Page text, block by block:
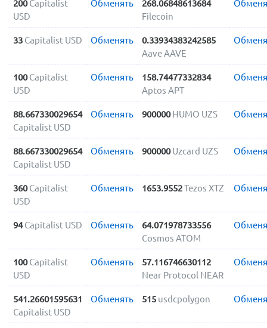
200 Capitalist
USD
Обменять
268.06848613684
Filecoin
33 Capitalist USD Обменять
0.33934383242585
Aave AAVE
100 Capitalist
USD
Обменять
158.74477332834
Aptos APT
88.667330029654
Capitalist USD
Обменять 900000 HUMO UZS
88.667330029654
Capitalist USD
Обменять 900000 Uzcard UZS
360 Capitalist
USD
Обменять 1653.9552Tezos XTZ
94 Capitalist USD Обменять
64.071978733556
Cosmos ATOM
100 Capitalist
USD
Обменять
57.116746630112
Near Protocol NEAR
541.26601595631
Capitalist USD
Обменять 515 usdcpolygon